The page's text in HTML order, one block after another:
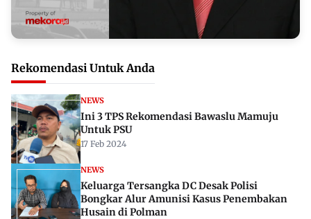
Rekomendasi Untuk Anda
NEWS
Ini 3 TPS Rekomendasi Bawaslu Mamuju
Untuk PSU
17 Feb 2024
NEWS
Keluarga Tersangka DC Desak Polisi
Bongkar Alur Amunisi Kasus Penembakan
Husain di Polman